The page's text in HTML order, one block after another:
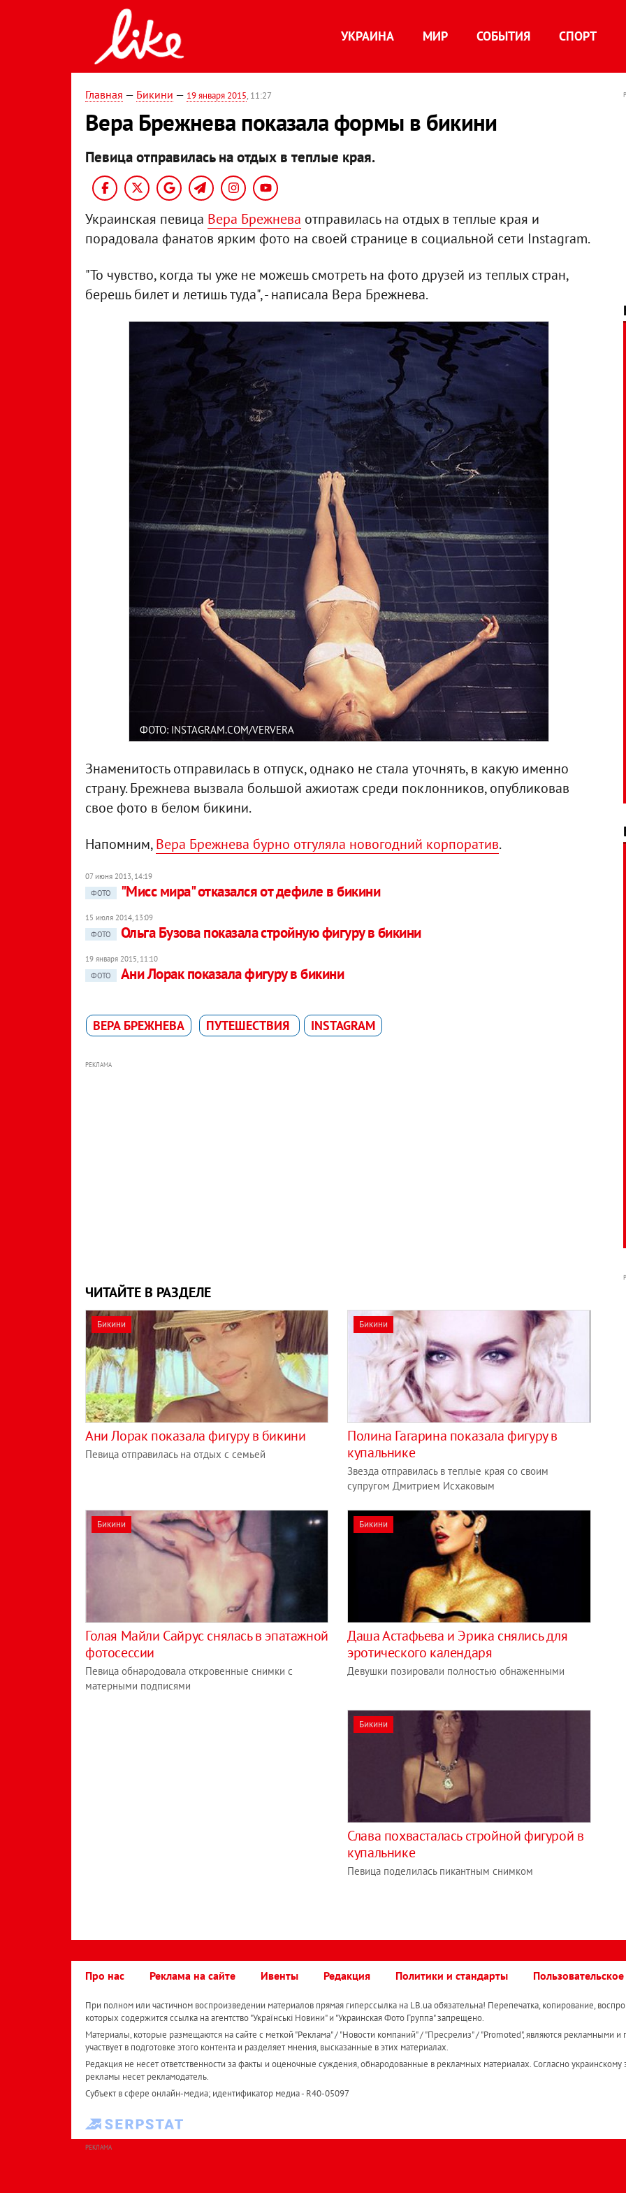
УКРАИНА МИР СОБЫТИЯ СПОРТ
Главная — Бикини — 19 января 2015, 11:27
Вера Брежнева показала формы в бикини
Певица отправилась на отдых в теплые края.
Украинская певица Вера Брежнева отправилась на отдых в теплые края и
порадовала фанатов ярким фото на своей странице в социальной сети Instagram.
"То чувство, когда ты уже не можешь смотреть на фото друзей из теплых стран,
берешь билет и летишь туда", - написала Вера Брежнева.
ФОТО: INSTAGRAM.COM/VERVERA
Знаменитость отправилась в отпуск, однако не стала уточнять, в какую именно
страну. Брежнева вызвала большой ажиотаж среди поклонников, опубликовав
свое фото в белом бикини.
Напомним,Вера Брежнева бурно отгуляла новогодний корпоратив.
07 июня 2013, 14:19
ФОТО
"Мисс мира" отказался от дефиле в бикини
15 июля 2014, 13:09
ФОТО
Ольга Бузова показала стройную фигуру в бикини
19 января 2015, 11:10
ФОТО
Ани Лорак показала фигуру в бикини
ВЕРА БРЕЖНЕВА ПУТЕШЕСТВИЯ INSTAGRAM
РЕКЛАМА
ЧИТАЙТЕ В РАЗДЕЛЕ
Бикини
Ани Лорак показала фигуру в бикини
Певица отправилась на отдых с семьей
Бикини
Полина Гагарина показала фигуру в
купальнике
Звезда отправилась в теплые края со своим
супругом Дмитрием Исхаковым
Бикини
Голая Майли Сайрус снялась в эпатажной
фотосессии
Певица обнародовала откровенные снимки с
матерными подписями
Бикини
Даша Астафьева и Эрика снялись для
эротического календаря
Девушки позировали полностью обнаженными
Бикини
Слава похвасталась стройной фигурой в
купальнике
Певица поделилась пикантным снимком
Про нас Реклама на сайте Ивенты Редакция Политики и стандарты
При полном или частичном воспроизведении материалов прямая гиперссылка на LB.ua обязательна! Перепечатка, копирование,
которых содержится ссылка на агентство "Українськi Новини" и "Украинская Фото Группа" запрещено.
Материалы, которые размещаются на сайте с меткой "Реклама" / "Новости компаний" / "Пресрелиз" / "Promoted", являются рекламными и
участвует в подготовке этого контента и разделяет мнения, высказанные в этих материалах.
Редакция не несет ответственности за факты и оценочные суждения, обнародованные в рекламных материалах. Согласно украинскому
рекламы несет рекламодатель.
Субъект в сфере онлайн-медиа; идентификатор медиа - R40-05097
РЕКЛАМА